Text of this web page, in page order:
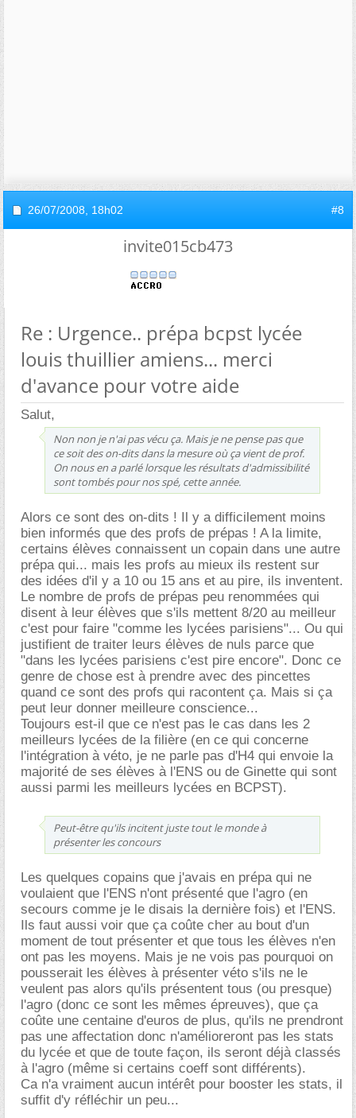
26/07/2008, 18h02 #8
invite015cb473
Re : Urgence.. prépa bcpst lycée
louis thuillier amiens... merci
d'avance pour votre aide
Salut,
Non non je n'ai pas vécu ça. Mais je ne pense pas que
ce soit des on-dits dans la mesure où ça vient de prof.
On nous en a parlé lorsque les résultats d'admissibilité
sont tombés pour nos spé, cette année.
Alors ce sont des on-dits ! Il y a difficilement moins
bien informés que des profs de prépas ! A la limite,
certains élèves connaissent un copain dans une autre
prépa qui... mais les profs au mieux ils restent sur
des idées d'il y a 10 ou 15 ans et au pire, ils inventent.
Le nombre de profs de prépas peu renommées qui
disent à leur élèves que s'ils mettent 8/20 au meilleur
c'est pour faire "comme les lycées parisiens"... Ou qui
justifient de traiter leurs élèves de nuls parce que
"dans les lycées parisiens c'est pire encore". Donc ce
genre de chose est à prendre avec des pincettes
quand ce sont des profs qui racontent ça. Mais si ça
peut leur donner meilleure conscience...
Toujours est-il que ce n'est pas le cas dans les 2
meilleurs lycées de la filière (en ce qui concerne
l'intégration à véto, je ne parle pas d'H4 qui envoie la
majorité de ses élèves à l'ENS ou de Ginette qui sont
aussi parmi les meilleurs lycées en BCPST).
Peut-être qu'ils incitent juste tout le monde à
présenter les concours
Les quelques copains que j'avais en prépa qui ne
voulaient que l'ENS n'ont présenté que l'agro (en
secours comme je le disais la dernière fois) et l'ENS.
Ils faut aussi voir que ça coûte cher au bout d'un
moment de tout présenter et que tous les élèves n'en
ont pas les moyens. Mais je ne vois pas pourquoi on
pousserait les élèves à présenter véto s'ils ne le
veulent pas alors qu'ils présentent tous (ou presque)
l'agro (donc ce sont les mêmes épreuves), que ça
coûte une centaine d'euros de plus, qu'ils ne prendront
pas une affectation donc n'amélioreront pas les stats
du lycée et que de toute façon, ils seront déjà classés
à l'agro (même si certains coeff sont différents).
Ca n'a vraiment aucun intérêt pour booster les stats, il
suffit d'y réfléchir un peu...